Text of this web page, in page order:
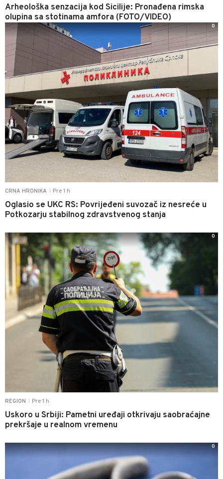
Arheološka senzacija kod Sicilije: Pronađena rimska
olupina sa stotinama amfora (FOTO/VIDEO)
CRNA HRONIKA Pre 1 h
Oglasio se UKC RS: Povrijeđeni suvozač iz nesreće u
Potkozarju stabilnog zdravstvenog stanja
0
REGION Pre 1 h
Uskoro u Srbiji: Pametni uređaji otkrivaju saobraćajne
prekršaje u realnom vremenu
0
0